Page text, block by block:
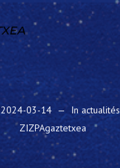
2024-03-14 In actualités
ZIZPAgaztetxea